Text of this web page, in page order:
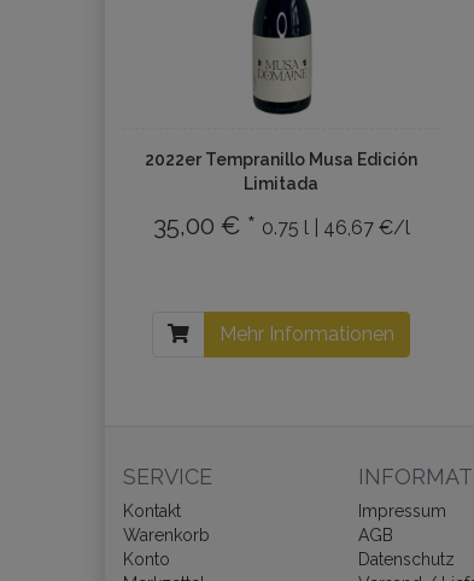
2022er Tempranillo Musa Edición
Limitada
35,00 € * 0.75 l | 46,67 €/l
Mehr Informationen
SERVICE
Kontakt
Warenkorb
Konto
Impressum
AGB
Datenschutz